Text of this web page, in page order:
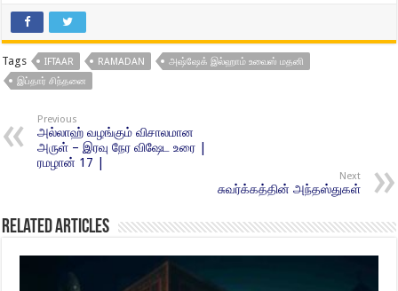
Tags IFTAAR RAMADAN
அஷ்ஷேக் இல்ஹாம் உவைஸ் மதனி
இப்தார் சிந்தனை
Previous
அல்லாஹ் வழங்கும் விசாலமான
அருள் – இரவு நேர விஷேட உரை |
ரமழான் 17 |
Next
சுவர்க்கத்தின் அந்தஸ்துகள்
Related Articles